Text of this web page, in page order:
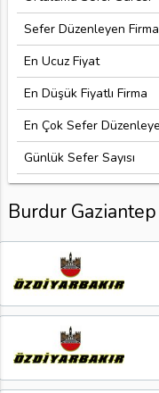
Sefer Düzenleyen Firma
En Ucuz Fiyat
En Düşük Fiyatlı Firma
En Çok Sefer
Günlük Sefer Sayısı
Burdur